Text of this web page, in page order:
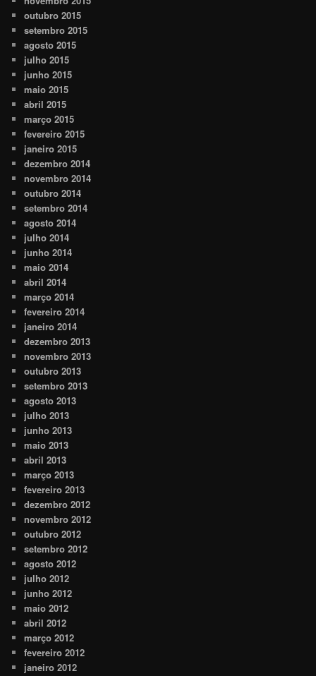
outubro 2015
setembro 2015
agosto 2015
julho 2015
junho 2015
maio 2015
abril 2015
março 2015
fevereiro 2015
janeiro 2015
dezembro 2014
novembro 2014
outubro 2014
setembro 2014
agosto 2014
julho 2014
junho 2014
maio 2014
abril 2014
março 2014
fevereiro 2014
janeiro 2014
dezembro 2013
novembro 2013
outubro 2013
setembro 2013
agosto 2013
julho 2013
junho 2013
maio 2013
abril 2013
março 2013
fevereiro 2013
dezembro 2012
novembro 2012
outubro 2012
setembro 2012
agosto 2012
julho 2012
junho 2012
maio 2012
abril 2012
março 2012
fevereiro 2012
janeiro 2012